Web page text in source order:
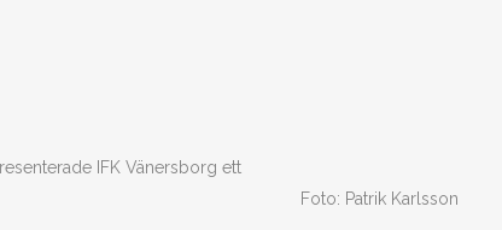
Foto: Patrik Karlsson
IFK Vänersborg ett